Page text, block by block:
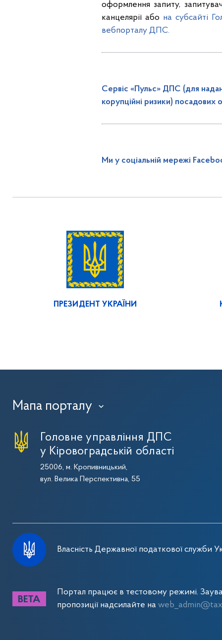
оформлення запиту,
канцелярії або на субсайті
вебпорталу ДПС.
Сервіс «Пульс» ДПС (для
корупційні ризики) посадових
Ми у соціальній мережі
ПРЕЗИДЕНТ УКРАЇНИ
Мапа порталу ›
Головне управління ДПС
у Кіровоградській області
25006, м. Кропивницький,
вул. Велика Перспективна, 55
Власність Державної податкової служби
Портал працює в тестовому режимі.
пропозиції надсилайте на